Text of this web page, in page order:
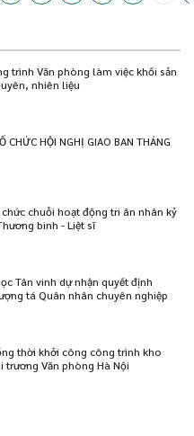
trình Văn phòng làm việc khối sản
nhiên liệu
CHỨC HỘI NGHỊ GIAO BAN THÁNG
chức chuỗi hoạt động tri ân nhân kỷ
binh - Liệt sĩ
Tân vinh dự nhận quyết định
tá Quân nhân chuyên nghiệp
thời khởi công công trình kho
trương Văn phòng Hà Nội